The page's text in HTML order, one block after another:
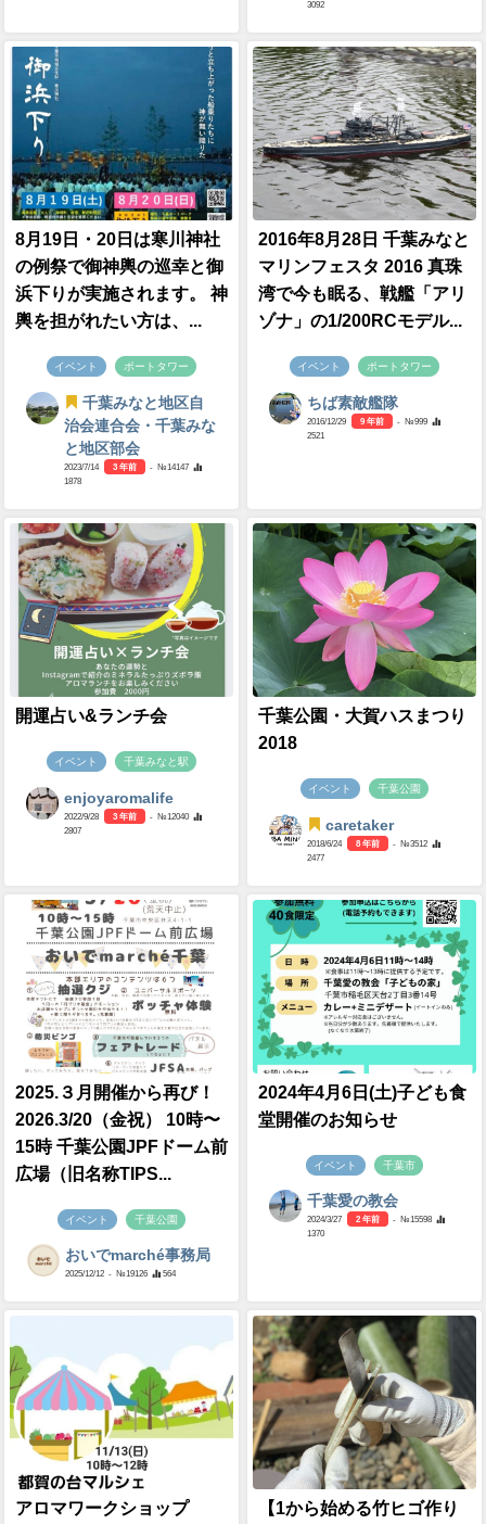
3092
8月19日・20日は寒川神社
の例祭で御神輿の巡幸と御
浜下りが実施されます。 神
輿を担がれたい方は、...
イベント ポートタワー
千葉みなと地区自
治会連合会・千葉みな
と地区部会
2023/7/14 3 年前
- №14147
1878
2016年8月28日 千葉みなと
マリンフェスタ 2016 真珠
湾で今も眠る、戦艦「アリ
ゾナ」の1/200RCモデル...
イベント ポートタワー
ちば素敵艦隊
2016/12/29 9 年前
- №999
2521
開運占い&ランチ会
イベント 千葉みなと駅
enjoyaromalife
2022/9/28 3 年前
- №12040
2807
千葉公園・大賀ハスまつり
2018
イベント 千葉公園
caretaker
2018/6/24 8 年前
- №3512
2477
2025.３月開催から再び！
2026.3/20（金祝） 10時〜
15時 千葉公園JPFドーム前
広場（旧名称TIPS...
イベント 千葉公園
おいでmarché事務局
2025/12/12 - №19126 564
2024年4月6日(土)子ども食
堂開催のお知らせ
イベント 千葉市
千葉愛の教会
2024/3/27 2 年前
- №15598
1370
アロマワークショップ
【1から始める竹ヒゴ作り